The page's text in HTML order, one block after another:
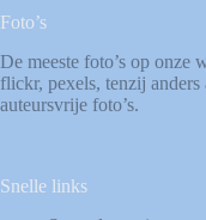
Foto’s
De meeste foto’s op onze
flickr, pexels, tenzij
auteursvrije foto’s.
Snelle links